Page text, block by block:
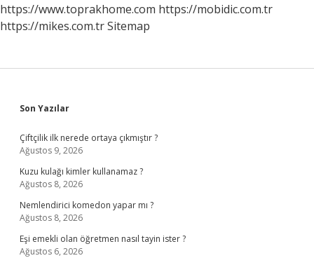
https://www.toprakhome.com https://mobidic.com.tr
https://mikes.com.trSitemap
Sidebar
Son Yazılar
Çiftçilik ilk nerede ortaya çıkmıştır ?
Ağustos 9, 2026
Kuzu kulağı kimler kullanamaz ?
Ağustos 8, 2026
Nemlendirici komedon yapar mı ?
Ağustos 8, 2026
Eşi emekli olan öğretmen nasıl tayin ister ?
Ağustos 6, 2026